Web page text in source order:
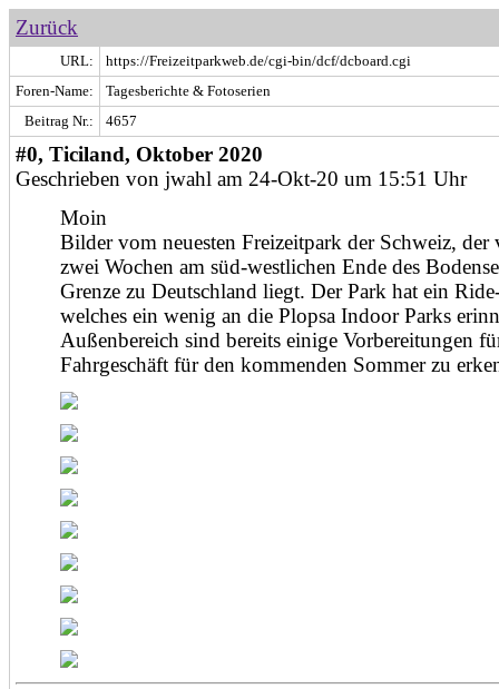
Zurück
URL:
https://Freizeitparkweb.de/cgi-bin/dcf/dcboard.cgi
Foren-Name:
Tagesberichte & Fotoserien
Beitrag Nr.:
4657
#0, Ticiland, Oktober 2020
Geschrieben von jwahl am 24-Okt-20 um 15:51 Uhr
Moin
Bilder vom neuesten Freizeitpark der Schweiz, der
zwei Wochen am süd-westlichen Ende des
Grenze zu Deutschland liegt. Der Park hat ein
welches ein wenig an die Plopsa Indoor Parks
Außenbereich sind bereits einige Vorbereitungen
Fahrgeschäft für den kommenden Sommer zu